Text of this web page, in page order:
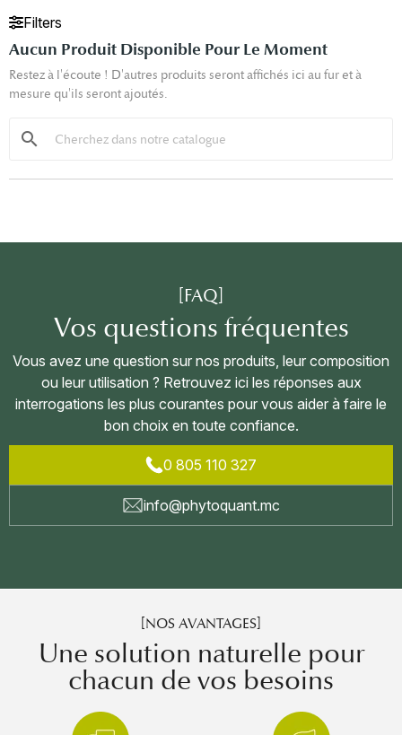
Filters
Aucun Produit Disponible Pour Le Moment
Restez à l'écoute ! D'autres produits seront affichés ici au fur et à
mesure qu'ils seront ajoutés.
search
[FAQ]
Vos questions fréquentes
Vous avez une question sur nos produits, leur composition
ou leur utilisation ? Retrouvez ici les réponses aux
interrogations les plus courantes pour vous aider à faire le
bon choix en toute confiance.
0 805 110 327
info@phytoquant.mc
[NOS AVANTAGES]
Une solution naturelle pour
chacun de vos besoins